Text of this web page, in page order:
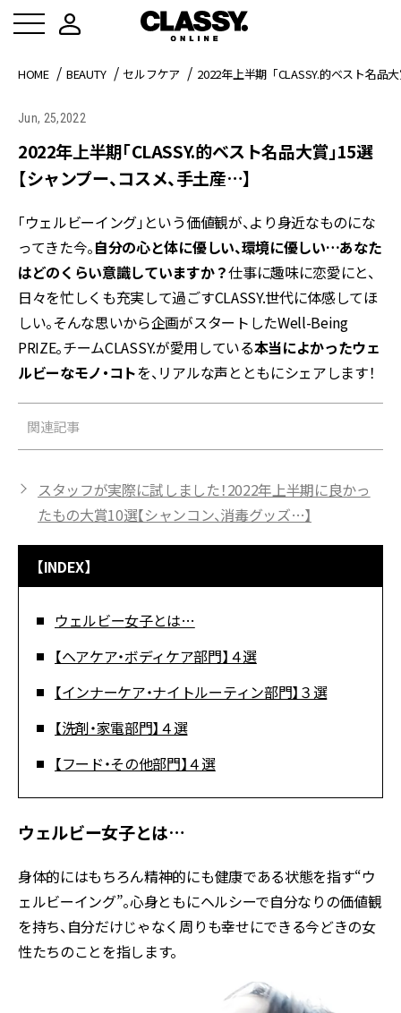
HOME BEAUTY セルフケア 2022年上半期「CLASSY.的ベスト名
Jun, 25,2022
2022年上半期「CLASSY.的ベスト名品大賞」15選
【シャンプー、コスメ、手土産…】
「ウェルビーイング」という価値観が、より身近なものにな
ってきた今。自分の心と体に優しい、環境に優しい…あなた
はどのくらい意識していますか？仕事に趣味に恋愛にと、
日々を忙しくも充実して過ごすCLASSY.世代に体感してほ
しい。そんな思いから企画がスタートしたWell-Being
PRIZE。チームCLASSY.が愛用している本当によかったウェ
ルビーなモノ・コトを、リアルな声とともにシェアします！
関連記事
スタッフが実際に試しました！2022年上半期に良かっ
たもの大賞10選【シャンコン、消毒グッズ…】
【INDEX】
ウェルビー女子とは…
【ヘアケア・ボディケア部門】４選
【インナーケア・ナイトルーティン部門】３選
【洗剤・家電部門】４選
【フード・その他部門】４選
ウェルビー女子とは…
身体的にはもちろん精神的にも健康である状態を指す“ウ
ェルビーイング”。心身ともにヘルシーで自分なりの価値観
を持ち、自分だけじゃなく周りも幸せにできる今どきの女
性たちのことを指します。